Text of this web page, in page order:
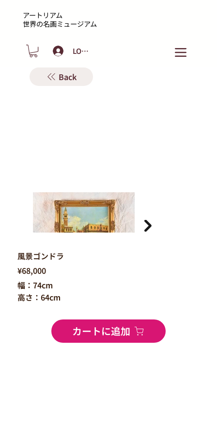
アートリアム
​世界の名画ミュージアム
LOGIN
Back
¥68,000
幅：74cm
高さ：64cm
カートに追加
風景ゴンドラ